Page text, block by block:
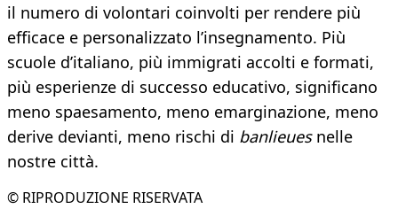
il numero di volontari coinvolti per rendere più
efficace e personalizzato l’insegnamento. Più
scuole d’italiano, più immigrati accolti e formati,
più esperienze di successo educativo, significano
meno spaesamento, meno emarginazione, meno
derive devianti, meno rischi di banlieuesnelle
nostre città.
© RIPRODUZIONE RISERVATA